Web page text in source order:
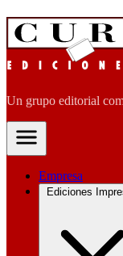
Un grupo editorial
Empresa
Ediciones